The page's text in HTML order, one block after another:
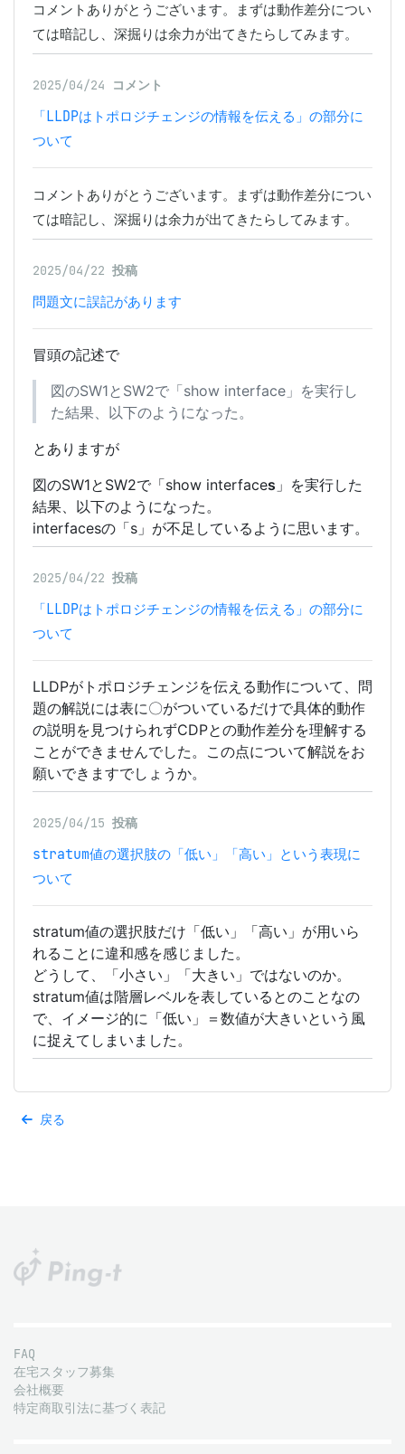
コメントありがとうございます。まずは動作差分につい
ては暗記し、深掘りは余力が出てきたらしてみます。
2025/04/24 コメント
「LLDPはトポロジチェンジの情報を伝える」の部分に
ついて
コメントありがとうございます。まずは動作差分につい
ては暗記し、深掘りは余力が出てきたらしてみます。
2025/04/22 投稿
問題文に誤記があります
冒頭の記述で
図のSW1とSW2で「show interface」を実行し
た結果、以下のようになった。
とありますが
図のSW1とSW2で「show interfaces 」を実行した
結果、以下のようになった。
interfacesの「s」が不足しているように思います。
2025/04/22 投稿
「LLDPはトポロジチェンジの情報を伝える」の部分に
ついて
LLDPがトポロジチェンジを伝える動作について、問
題の解説には表に〇がついているだけで具体的動作
の説明を見つけられずCDPとの動作差分を理解する
ことができませんでした。この点について解説をお
願いできますでしょうか。
2025/04/15 投稿
stratum値の選択肢の「低い」「高い」という表現に
ついて
stratum値の選択肢だけ「低い」「高い」が用いら
れることに違和感を感じました。
どうして、「小さい」「大きい」ではないのか。
stratum値は階層レベルを表しているとのことなの
で、イメージ的に「低い」＝数値が大きいという風
に捉えてしまいました。
戻る
FAQ
在宅スタッフ募集
会社概要
特定商取引法に基づく表記